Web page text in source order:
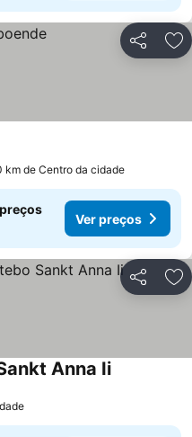
Partilhar
km de Centro da cidade
Ver preços
Partilhar
Anna Ii